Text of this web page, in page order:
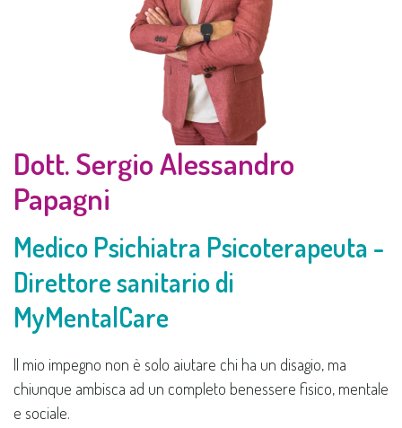
Dott. Sergio Alessandro
Papagni
Medico Psichiatra Psicoterapeuta -
Direttore sanitario di
MyMentalCare
Il mio impegno non è solo aiutare chi ha un disagio, ma
chiunque ambisca ad un completo benessere fisico, mentale
e sociale.